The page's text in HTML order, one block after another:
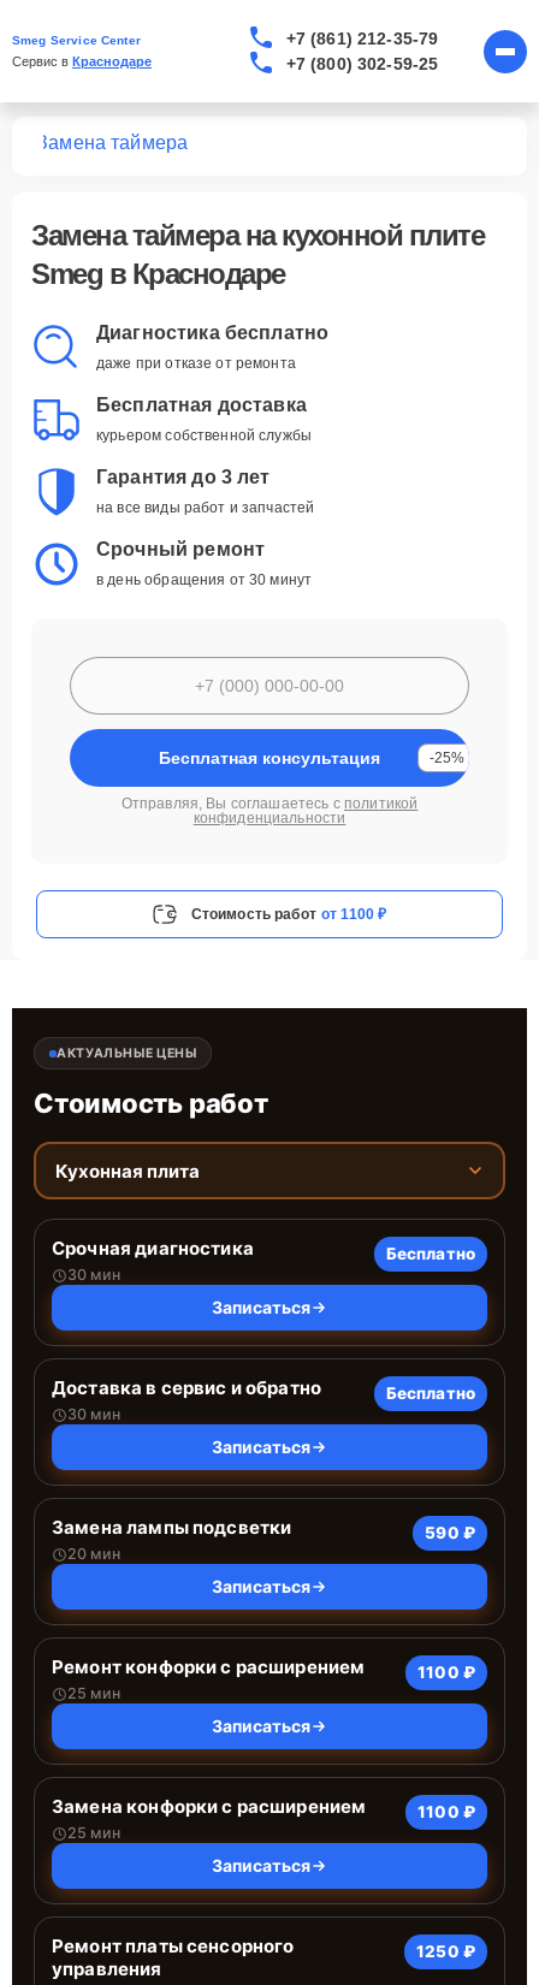
Smeg Service Center
Сервис в Краснодаре
+7 (861) 212-35-79
+7 (800) 302-59-25
Замена таймера
Замена таймерана кухонной плите
Smeg в Краснодаре
Диагностика бесплатно
даже при отказе от ремонта
Бесплатная доставка
курьером собственной службы
Гарантия до 3 лет
на все виды работ и запчастей
Срочный ремонт
в день обращения от 30 минут
Бесплатная консультация -25%
Отправляя, Вы соглашаетесь с политикой
конфиденциальности
Стоимость работ от 1100 ₽
АКТУАЛЬНЫЕ ЦЕНЫ
Стоимость работ
Кухонная плита
Срочная диагностика
30 мин
Бесплатно
Записаться
Доставка в сервис и обратно
30 мин
Бесплатно
Записаться
Замена лампы подсветки
20 мин
590 ₽
Записаться
Ремонт конфорки с расширением
25 мин
1100 ₽
Записаться
Замена конфорки с расширением
25 мин
1100 ₽
Записаться
Ремонт платы сенсорного
управления
1250 ₽